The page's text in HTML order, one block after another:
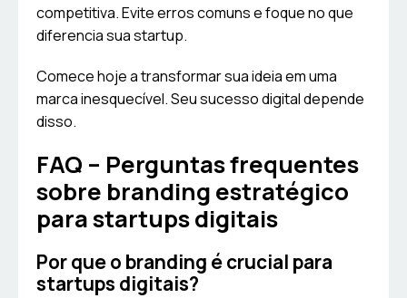
competitiva. Evite erros comuns e foque no que
diferencia sua startup.
Comece hoje a transformar sua ideia em uma
marca inesquecível. Seu sucesso digital depende
disso.
FAQ – Perguntas frequentes
sobre branding estratégico
para startups digitais
Por que o branding é crucial para
startups digitais?